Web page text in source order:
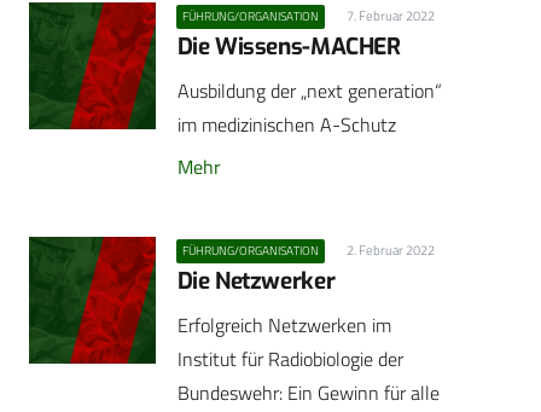
FÜHRUNG/ORGANISATION 7. Februar 2022
Die Wissens-MACHER
Ausbildung der „next generation“
im medizinischen A-Schutz
Mehr
FÜHRUNG/ORGANISATION 2. Februar 2022
Die Netzwerker
Erfolgreich Netzwerken im
Institut für Radiobiologie der
Bundeswehr: Ein Gewinn für alle